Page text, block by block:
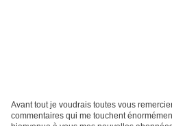
Avant tout je voudrais toutes vous
commentaires qui me touchent